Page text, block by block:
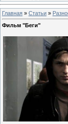
Главная » Статьи »
Фильм "Беги"